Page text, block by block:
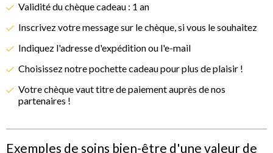
Validité du chèque cadeau : 1 an
Inscrivez votre message sur le chèque, si vous le souhaitez
Indiquez l'adresse d'expédition ou l'e-mail
Choisissez notre pochette cadeau pour plus de plaisir !
Votre chèque vaut titre de paiement auprès de nos
partenaires !
Exemples de soins bien-être d'une valeur de